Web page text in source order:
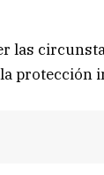
las
protección